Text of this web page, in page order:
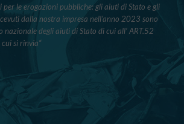
per le erogazioni pubbliche: gli aiuti di Stato e gli
dalla nostra impresa nell’anno 2023 sono
nazionale degli aiuti di Stato di cui all’ ART.52
si rinvia“